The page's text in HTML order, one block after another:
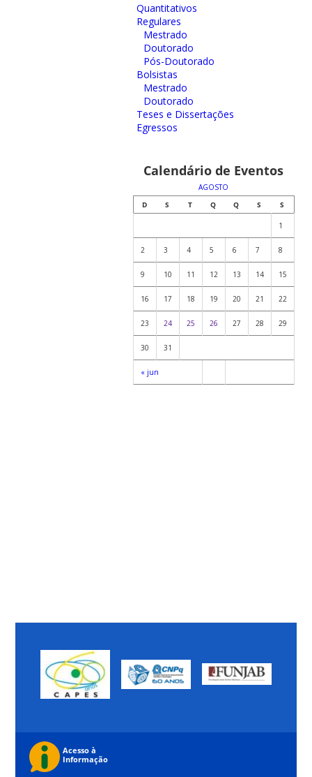
Quantitativos
Regulares
Mestrado
Doutorado
Pós-Doutorado
Bolsistas
Mestrado
Doutorado
Teses e Dissertações
Egressos
Calendário de Eventos
AGOSTO
D
S T Q Q S S
« jun
1
2 3 4 5 6 7 8
9 10 11 12 13 14 15
16 17 18 19 20 21 22
23 24 25 26 27 28 29
30 31